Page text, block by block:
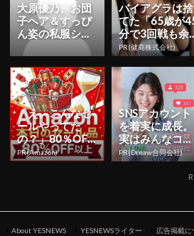
大原優乃、お団
子ヘア＆すっぴ
ん姿の私服ショ
ット公開！「す
っぴん可愛すぎ
です」「天...
バイアグラは捨
てた「65歳が
分で3回戦も余
裕」980円で朝
まで絶好調！
PR(健商株式会社)
「え、こんなセ
ールやってた
の？」80％OFF
以上が続々登
場！Amazonの本
PR(Amazon)
SNSアカウント
を着実に成長。
実はみんなココ
使ってます。
PR(Dreaw合同会社)
About YESNEWS YESNEWSライター 広告掲載に